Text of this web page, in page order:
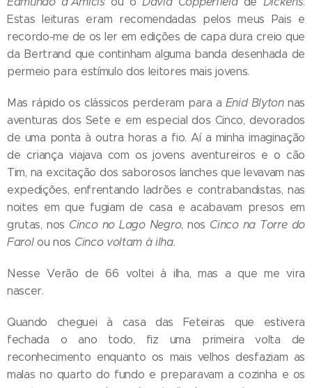
Estas leituras eram recomendadas pelos meus Pais e
recordo-me de os ler em edições de capa dura creio que
da Bertrand que continham alguma banda desenhada de
permeio para estímulo dos leitores mais jovens.
Mas rápido os clássicos perderam para a Enid Blytonnas
aventuras dos Sete e em especial dos Cinco, devorados
de uma ponta à outra horas a fio. Aí a minha imaginação
de criança viajava com os jovens aventureiros e o cão
Tim, na excitação dos saborosos lanches que levavam nas
expedições, enfrentando ladrões e contrabandistas, nas
noites em que fugiam de casa e acabavam presos em
grutas, nos Cinco no Lago Negro, nos Cinco na Torre do
Farolou nos Cinco voltam à ilha.
Nesse Verão de 66 voltei à ilha, mas a que me vira
nascer.
Quando cheguei à casa das Feteiras que estivera
fechada o ano todo, fiz uma primeira volta de
reconhecimento enquanto os mais velhos desfaziam as
malas no quarto do fundo e preparavam a cozinha e os